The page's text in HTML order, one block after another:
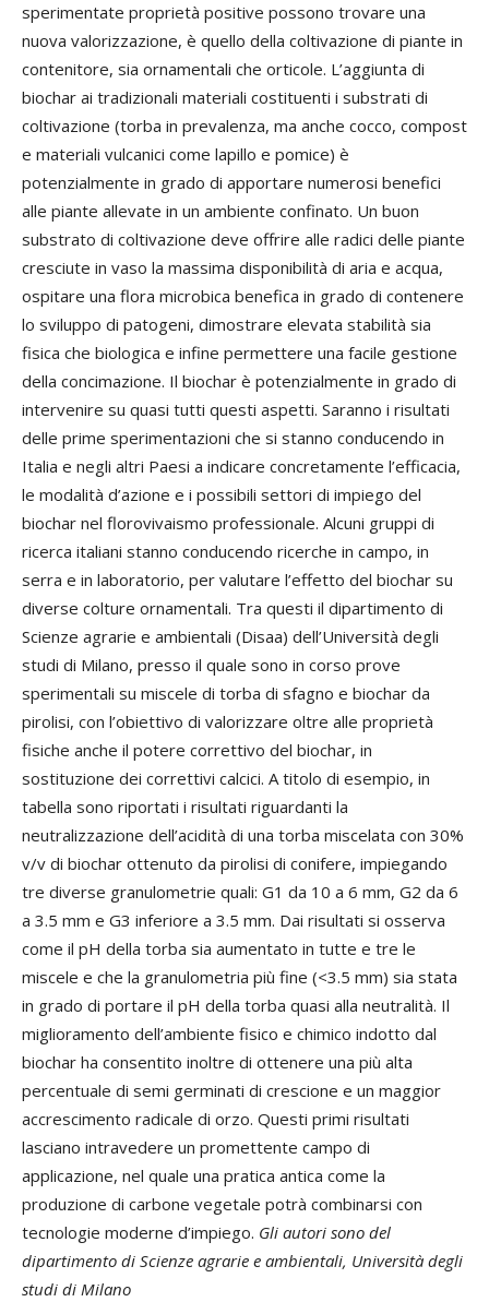
sperimentate proprietà positive possono trovare una
nuova valorizzazione, è quello della coltivazione di piante in
contenitore, sia ornamentali che orticole. L’aggiunta di
biochar ai tradizionali materiali costituenti i substrati di
coltivazione (torba in prevalenza, ma anche cocco, compost
e materiali vulcanici come lapillo e pomice) è
potenzialmente in grado di apportare numerosi benefici
alle piante allevate in un ambiente confinato. Un buon
substrato di coltivazione deve offrire alle radici delle piante
cresciute in vaso la massima disponibilità di aria e acqua,
ospitare una flora microbica benefica in grado di contenere
lo sviluppo di patogeni, dimostrare elevata stabilità sia
fisica che biologica e infine permettere una facile gestione
della concimazione. Il biochar è potenzialmente in grado di
intervenire su quasi tutti questi aspetti. Saranno i risultati
delle prime sperimentazioni che si stanno conducendo in
Italia e negli altri Paesi a indicare concretamente l’efficacia,
le modalità d’azione e i possibili settori di impiego del
biochar nel florovivaismo professionale. Alcuni gruppi di
ricerca italiani stanno conducendo ricerche in campo, in
serra e in laboratorio, per valutare l’effetto del biochar su
diverse colture ornamentali. Tra questi il dipartimento di
Scienze agrarie e ambientali (Disaa) dell’Università degli
studi di Milano, presso il quale sono in corso prove
sperimentali su miscele di torba di sfagno e biochar da
pirolisi, con l’obiettivo di valorizzare oltre alle proprietà
fisiche anche il potere correttivo del biochar, in
sostituzione dei correttivi calcici. A titolo di esempio, in
tabella sono riportati i risultati riguardanti la
neutralizzazione dell’acidità di una torba miscelata con 30%
v/v di biochar ottenuto da pirolisi di conifere, impiegando
tre diverse granulometrie quali: G1 da 10 a 6 mm, G2 da 6
a 3.5 mm e G3 inferiore a 3.5 mm. Dai risultati si osserva
come il pH della torba sia aumentato in tutte e tre le
miscele e che la granulometria più fine (<3.5 mm) sia stata
in grado di portare il pH della torba quasi alla neutralità. Il
miglioramento dell’ambiente fisico e chimico indotto dal
biochar ha consentito inoltre di ottenere una più alta
percentuale di semi germinati di crescione e un maggior
accrescimento radicale di orzo. Questi primi risultati
lasciano intravedere un promettente campo di
applicazione, nel quale una pratica antica come la
produzione di carbone vegetale potrà combinarsi con
tecnologie moderne d’impiego. Gli autori sono del
dipartimento di Scienze agrarie e ambientali, Università degli
studi di Milano